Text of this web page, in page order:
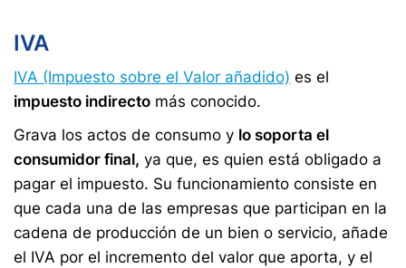
IVA
IVA (Impuesto sobre el Valor añadido) es el
impuesto indirecto más conocido.
Grava los actos de consumo y lo soporta el
consumidor final, ya que, es quien está obligado a
pagar el impuesto. Su funcionamiento consiste en
que cada una de las empresas que participan en la
cadena de producción de un bien o servicio, añade
el IVA por el incremento del valor que aporta, y el